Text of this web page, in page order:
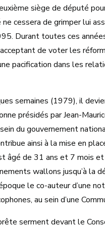
siège de député
cessera de grimper lui
Durant toutes ces
de voter les
pacification dans les
semaines (1979), il
présidés par Jean-
du gouvernement
ainsi à la mise en
âgé de 31 ans et 7 mois
wallons jusqu’à la
le co-auteur d’une
au sein d’une
serment devant le